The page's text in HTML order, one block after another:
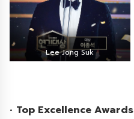
Lee Jong Suk
• Top Excellence Awards